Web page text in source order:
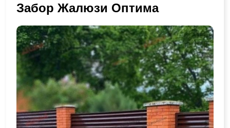
Забор Жалюзи Оптима